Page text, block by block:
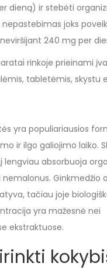
dieną) ir stebėti
joks
240 mg per
rinkoje prieinami
tabletėmis, skystu
yra populiariausios
ir ilgo galiojimo laiko.
lengviau absorbuoja
nemalonus. Ginkmedžio
tačiau joje
yra mažesnė nei
ekstraktuose.